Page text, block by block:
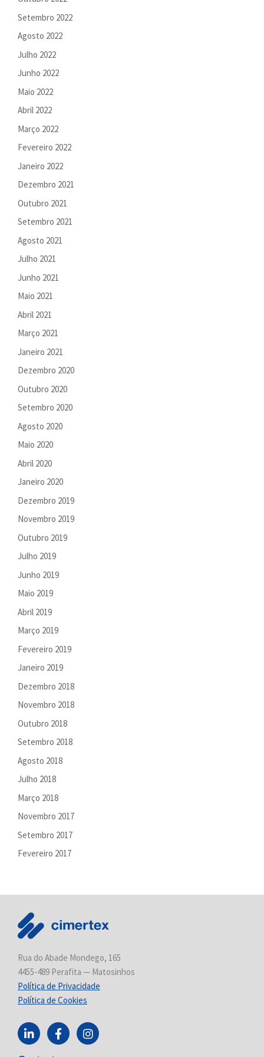
Setembro 2022
Agosto 2022
Julho 2022
Junho 2022
Maio 2022
Abril 2022
Março 2022
Fevereiro 2022
Janeiro 2022
Dezembro 2021
Outubro 2021
Setembro 2021
Agosto 2021
Julho 2021
Junho 2021
Maio 2021
Abril 2021
Março 2021
Janeiro 2021
Dezembro 2020
Outubro 2020
Setembro 2020
Agosto 2020
Maio 2020
Abril 2020
Janeiro 2020
Dezembro 2019
Novembro 2019
Outubro 2019
Julho 2019
Junho 2019
Maio 2019
Abril 2019
Março 2019
Fevereiro 2019
Janeiro 2019
Dezembro 2018
Novembro 2018
Outubro 2018
Setembro 2018
Agosto 2018
Julho 2018
Março 2018
Novembro 2017
Setembro 2017
Fevereiro 2017
Rua do Abade Mondego, 165
4455-489 Perafita — Matosinhos
Política de Privacidade
Política de Cookies
L
i
n
F
a
c
I
n
s